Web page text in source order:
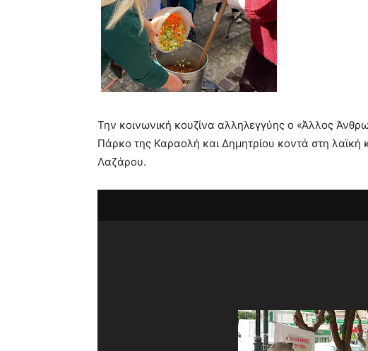
Την κοινωνική κουζίνα αλληλεγγύης ο «Άλλος
Πάρκο της Καραολή και Δημητρίου κοντά στη λαϊκή
Λαζάρου.